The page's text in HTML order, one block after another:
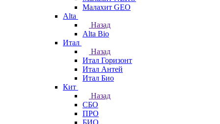
Малахит GEO
Alta
Назад
Alta Bio
Итал
Назад
Итал Горизонт
Итал Антей
Итал Био
Кит
Назад
СБО
ПРО
БИО